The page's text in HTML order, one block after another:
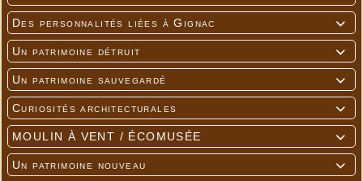

Des personnalités liées à Gignac

Un patrimoine détruit

Un patrimoine sauvegardé

Curiosités architecturales

MOULIN À VENT / ÉCOMUSÉE

Un patrimoine nouveau